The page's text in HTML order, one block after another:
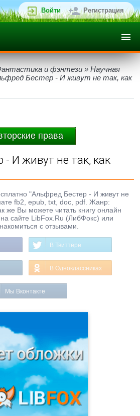
Войти Регистрация
и фэнтези » Научная
Бестер - И живут не так, как
права
- И живут не так, как
"Альфред Бестер - И живут не
fb2, epub, txt, doc, pdf. Жанр:
же Вы можете читать книгу онлайн
сайте LibFox.Ru (ЛибФокс) или
с отзывами.
В Твиттере
В Одноклассниках
Мы Вконтакте